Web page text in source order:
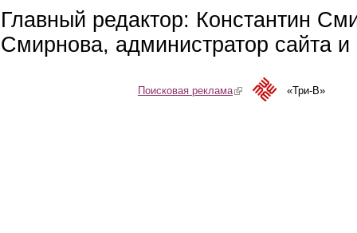
Главный редактор: Константин
Смирнова, администратор сайта
Поисковая реклама(link is external)«Три-В»